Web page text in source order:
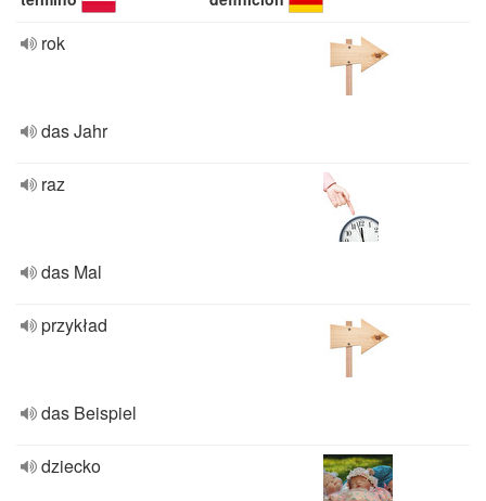
rok
das Jahr
raz
das Mal
przykład
das Beispiel
dziecko